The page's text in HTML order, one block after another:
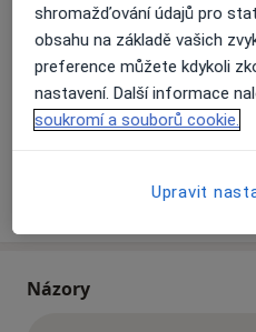
Co mám v takové situaci
Způsoby platby
Na teto adrese lékař
Detaily
Názory
shromažďování údajů pro
obsahu na základě vašich
preference můžete kdykoli
nastavení. Další informace
soukromí a souborů cookie.
Upravit